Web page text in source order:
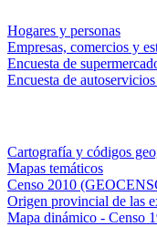
Hogares y personas
Empresas, comercios y
Encuesta de
Encuesta de
Cartografía y códigos
Mapas temáticos
Censo 2010
Origen provincial de las
Mapa dinámico - Censo